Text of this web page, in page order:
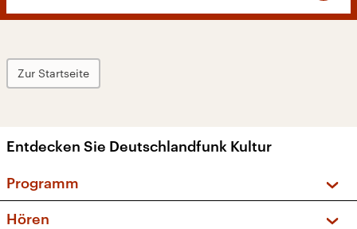
Zur Startseite
Entdecken Sie Deutschlandfunk Kultur
Programm
Hören